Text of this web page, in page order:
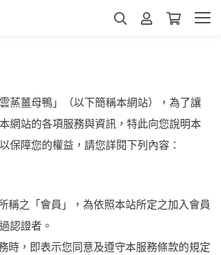
蒸薑母鴨」（以下簡稱本網站），為了讓
網站的各項服務與資訊，特此向您說明本
保障您的權益，請您詳閱下列內容：
稱之「會員」，為依照本站所定之加入會員
認證者。
時，即表示您同意及遵守本服務條款的規定